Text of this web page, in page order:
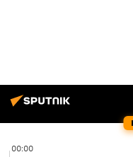
00:00